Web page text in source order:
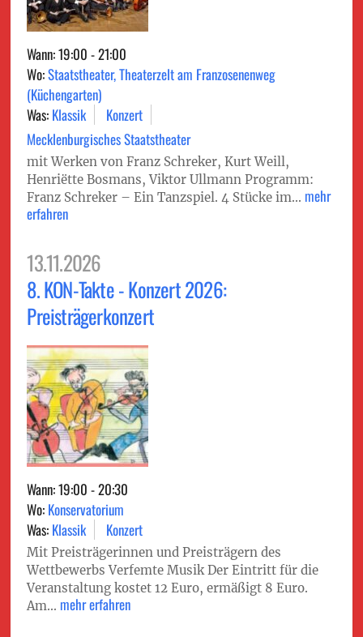
Wann: 19:00 - 21:00
Wo:Staatstheater, Theaterzelt am Franzosenenweg
(Küchengarten)
Was: Klassik
Konzert
Mecklenburgisches Staatstheater
mit Werken von Franz Schreker, Kurt Weill,
Henriëtte Bosmans, Viktor Ullmann Programm:
Franz Schreker – Ein Tanzspiel. 4 Stücke im... mehr
erfahren
13.11.2026
8. KON-Takte - Konzert 2026:
Preisträgerkonzert
Wann: 19:00 - 20:30
Wo: Konservatorium
Was: Klassik Konzert
Mit Preisträgerinnen und Preisträgern des
Wettbewerbs Verfemte Musik Der Eintritt für die
Veranstaltung kostet 12 Euro, ermäßigt 8 Euro.
Am... mehr erfahren